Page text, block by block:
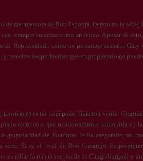
de mar mascota de Bob Esponja. Dentro de la serie,
siempre vocaliza como un felino. A pesar de
él. Representado como un personaje sensato,
y resuelve los problemas que su propietario no
es un copépodo plancton verde.
recurrente que ocasionalmente irrumpiría en
la popularidad de Plankton le ha asegurado un
serie. Él es el rival de Don Cangrejo. Es
es robar la receta secreta de la Cangreburguer y